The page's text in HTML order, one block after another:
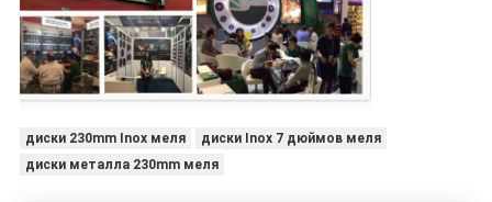
диски 230mm Inox меля
диски Inox 7 дюймов меля
диски металла 230mm меля